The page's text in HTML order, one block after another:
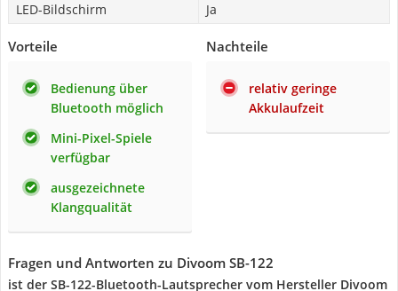
LED-Bildschirm Ja
Vorteile
Bedienung über
Bluetooth möglich
Mini-Pixel-Spiele
verfügbar
ausgezeichnete
Klangqualität
Nachteile
relativ geringe
Akkulaufzeit
Fragen und Antworten zu Divoom SB-122
ist der SB-122-Bluetooth-Lautsprecher vom Hersteller Divoom